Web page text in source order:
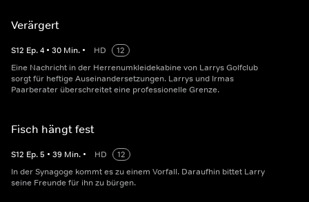
Verärgert
S12 Ep.4 • 30 Min. • HD
12
Eine Nachricht in der Herrenumkleidekabine von Larrys Golfclub
sorgt für heftige Auseinandersetzungen. Larrys und Irmas
Paarberater überschreitet eine professionelle Grenze.
Fisch hängt fest
S12 Ep.5 • 39 Min. • HD
12
In der Synagoge kommt es zu einem Vorfall. Daraufhin bittet Larry
seine Freunde für ihn zu bürgen.